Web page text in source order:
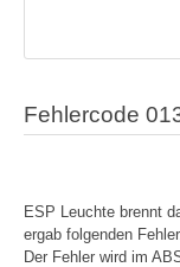
Fehlercode
ESP Leuchte brennt
ergab folgenden Fehler.
Der Fehler wird im